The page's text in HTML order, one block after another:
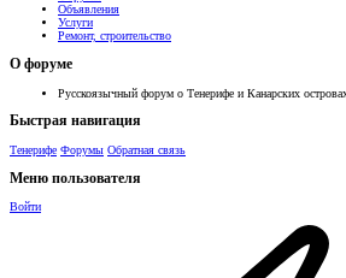
Объявления
Услуги
Ремонт, строительство
О форуме
Русскоязычный форум о Тенерифе и Канарских
Быстрая навигация
Тенерифе Форумы Обратная связь
Меню пользователя
Войти